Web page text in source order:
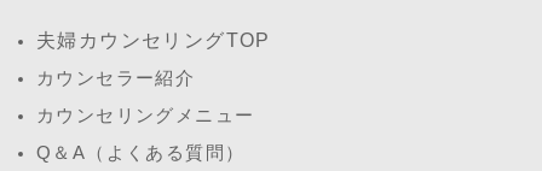
夫婦カウンセリングTOP
カウンセラー紹介
カウンセリングメニュー
Q＆A（よくある質問）